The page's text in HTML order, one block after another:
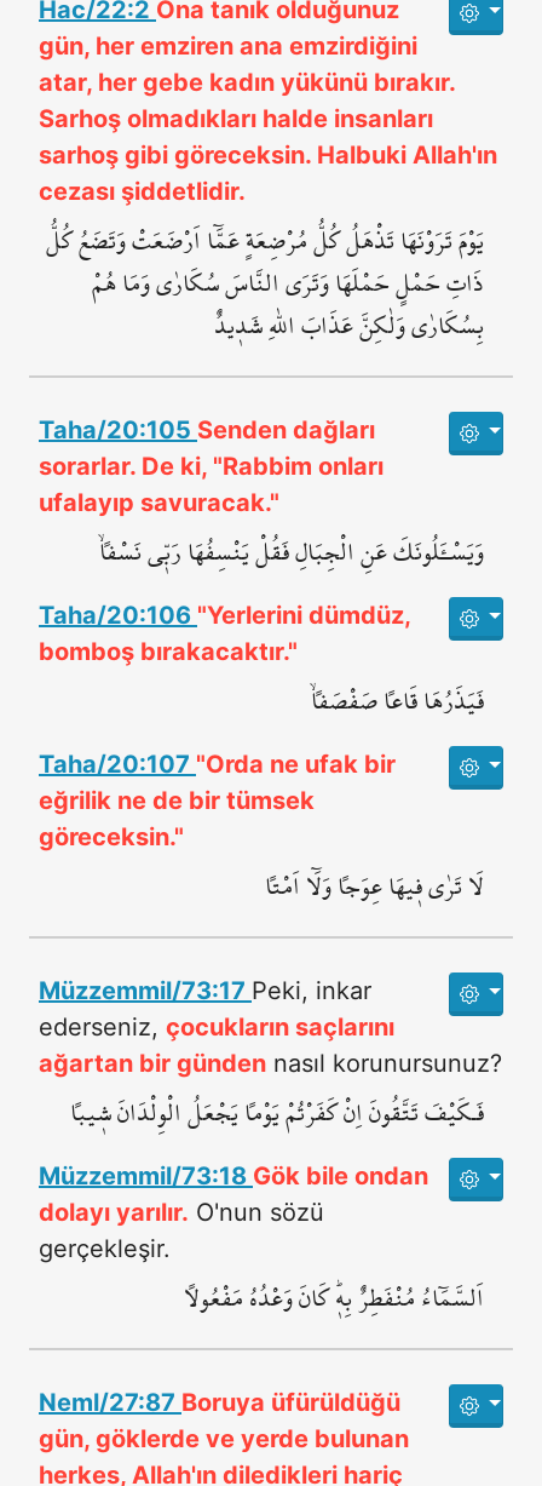
Hac/22:2 Ona tanık olduğunuz
gün, her emziren ana emzirdiğini
atar, her gebe kadın yükünü bırakır.
Sarhoş olmadıkları halde insanları
sarhoş gibi göreceksin. Halbuki Allah'ın
cezası şiddetlidir.
يَوْمَ تَرَوْنَهَا تَذْهَلُ كُلُّ مُرْضِعَةٍ عَمَّٓا اَرْضَعَتْ وَتَضَعُ كُلُّ
ذَاتِ حَمْلٍ حَمْلَهَا وَتَرَى النَّاسَ سُكَارٰى وَمَا هُمْ
بِسُكَارٰى وَلٰكِنَّ عَذَابَ اللّٰهِ شَد۪يدٌ
Taha/20:105 Senden dağları
sorarlar. De ki, "Rabbim onları
ufalayıp savuracak."
وَيَسْـَٔلُونَكَ عَنِ الْجِبَالِ فَقُلْ يَنْسِفُهَا رَبّ۪ي نَسْفاًۙ
Taha/20:106 "Yerlerini dümdüz,
bomboş bırakacaktır."
فَيَذَرُهَا قَاعاً صَفْصَفاًۙ
Taha/20:107 "Orda ne ufak bir
eğrilik ne de bir tümsek
göreceksin."
لَا تَرٰى ف۪يهَا عِوَجاً وَلَٓا اَمْتاً
Müzzemmil/73:17 Peki, inkar
ederseniz, çocukların saçlarını
ağartan bir günden nasıl korunursunuz?
فَـكَيْفَ تَتَّقُونَ اِنْ كَفَرْتُمْ يَوْماً يَجْعَلُ الْوِلْدَانَ ش۪يباًۗ
Müzzemmil/73:18 Gök bile ondan
dolayı yarılır. O'nun sözü
gerçekleşir.
اَلسَّمَٓاءُ مُنْفَطِرٌ بِه۪ۜ كَانَ وَعْدُهُ مَفْعُولاً
Neml/27:87 Boruya üfürüldüğü
gün, göklerde ve yerde bulunan
herkes, Allah'ın diledikleri hariç